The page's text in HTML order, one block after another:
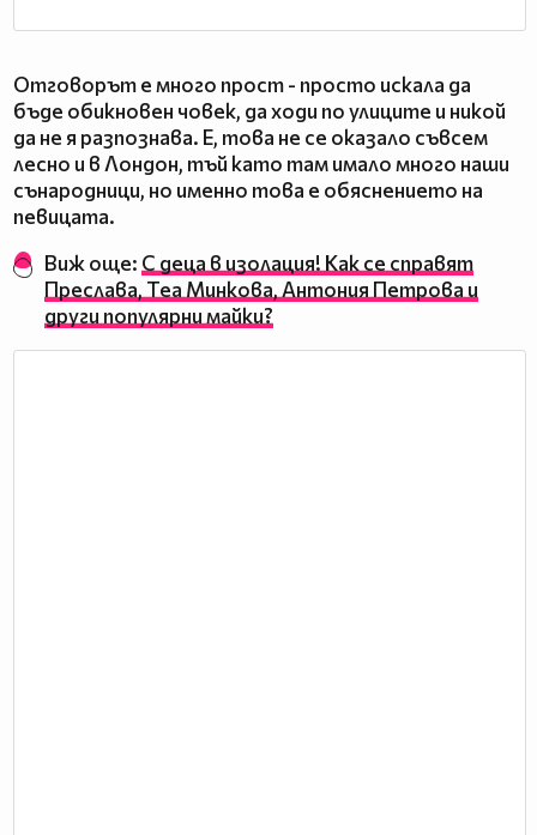
Отговорът е много прост - просто искала да
бъде обикновен човек, да ходи по улиците и никой
да не я разпознава. Е, това не се оказало съвсем
лесно и в Лондон, тъй като там имало много наши
сънародници, но именно това е обяснението на
певицата.
Виж още: С деца в изолация! Как се справят
Преслава, Теа Минкова, Антония Петрова и
други популярни майки?